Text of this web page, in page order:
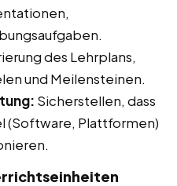
des Lehrplans,
und Meilensteinen.
Sicherstellen, dass
(Software, Plattformen)